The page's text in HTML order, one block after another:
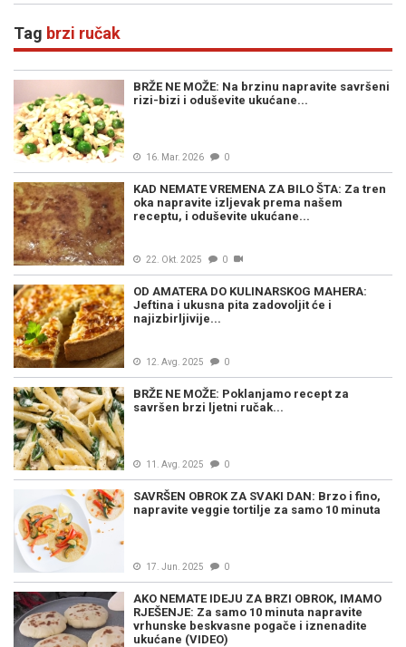
Tag brzi ručak
BRŽE NE MOŽE: Na brzinu napravite savršeni
rizi-bizi i oduševite ukućane...
16. Mar. 2026 0
KAD NEMATE VREMENA ZA BILO ŠTA: Za tren
oka napravite izljevak prema našem
receptu, i oduševite ukućane...
22. Okt. 2025 0
OD AMATERA DO KULINARSKOG MAHERA:
Jeftina i ukusna pita zadovoljit će i
najizbirljivije...
12. Avg. 2025 0
BRŽE NE MOŽE: Poklanjamo recept za
savršen brzi ljetni ručak...
11. Avg. 2025 0
SAVRŠEN OBROK ZA SVAKI DAN: Brzo i fino,
napravite veggie tortilje za samo 10 minuta
17. Jun. 2025 0
AKO NEMATE IDEJU ZA BRZI OBROK, IMAMO
RJEŠENJE: Za samo 10 minuta napravite
vrhunske beskvasne pogače i iznenadite
ukućane (VIDEO)